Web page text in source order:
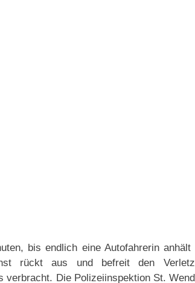
bis endlich eine Autofahrerin
rückt aus und befreit den
verbracht. Die Polizeiinspektion St.